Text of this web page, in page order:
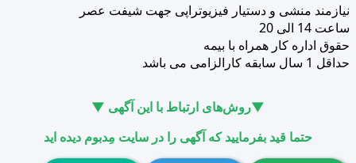
نیازمند منشی و دستیار فیزیوتراپی جهت شیفت عصر
ساعت 14 الی 20
حقوق اداره کار همراه با بیمه
حداقل 1 سال سابقه کارالزامی می باشد
▼روش‌های ارتباط با این آگهی ▼
حتما قید بفرمایید که آگهی را در سایت مِدبوم دیده اید